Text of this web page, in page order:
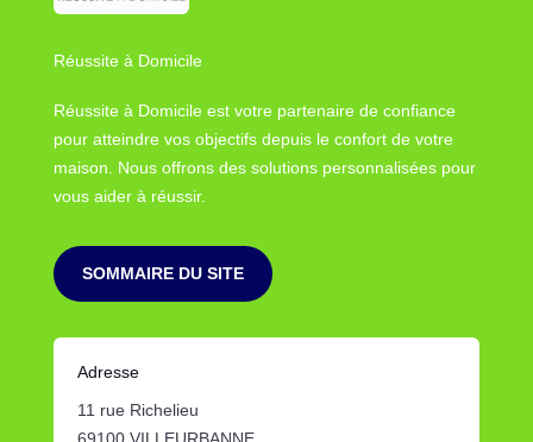
Réussite à Domicile
Réussite à Domicile est votre partenaire de confiance
pour atteindre vos objectifs depuis le confort de votre
maison. Nous offrons des solutions personnalisées pour
vous aider à réussir.
SOMMAIRE DU SITE
Adresse
11 rue Richelieu